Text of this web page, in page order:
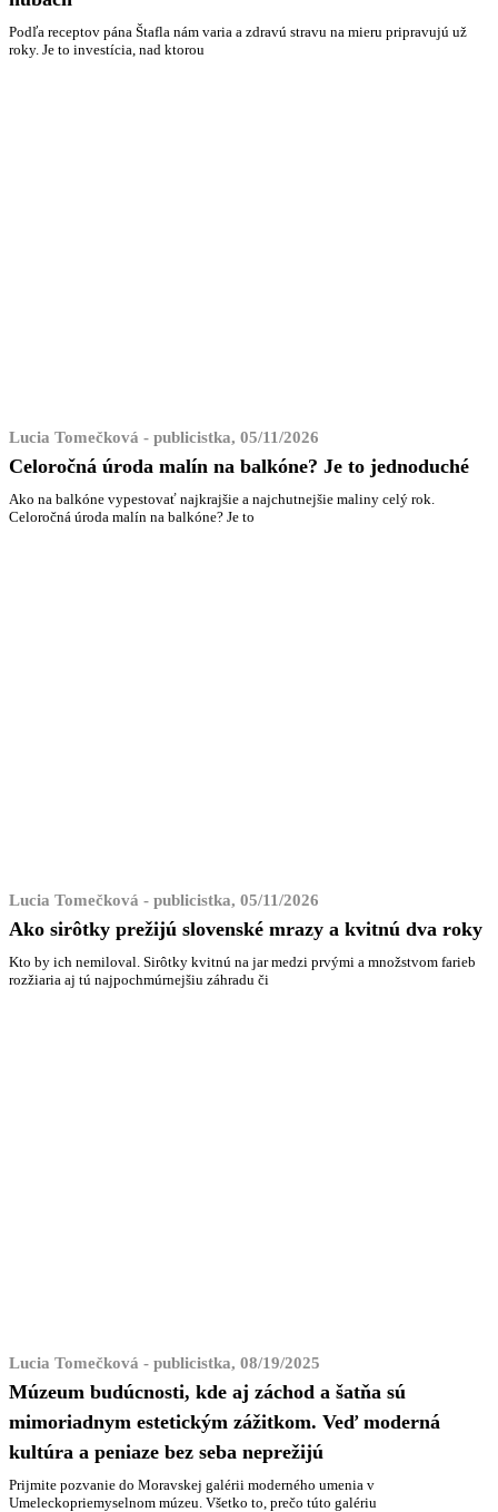
Podľa receptov pána Štafla nám varia a zdravú stravu na mieru pripravujú už
roky. Je to investícia, nad ktorou
Lucia Tomečková - publicistka, 05/11/2026
Celoročná úroda malín na balkóne? Je to jednoduché
Ako na balkóne vypestovať najkrajšie a najchutnejšie maliny celý rok.
Celoročná úroda malín na balkóne? Je to
Lucia Tomečková - publicistka, 05/11/2026
Ako sirôtky prežijú slovenské mrazy a kvitnú dva roky
Kto by ich nemiloval. Sirôtky kvitnú na jar medzi prvými a množstvom farieb
rozžiaria aj tú najpochmúrnejšiu záhradu či
Lucia Tomečková - publicistka, 08/19/2025
Múzeum budúcnosti, kde aj záchod a šatňa sú
mimoriadnym estetickým zážitkom. Veď moderná
kultúra a peniaze bez seba neprežijú
Prijmite pozvanie do Moravskej galérii moderného umenia v
Umeleckopriemyselnom múzeu. Všetko to, prečo túto galériu